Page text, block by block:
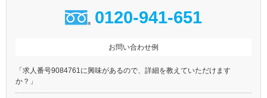
0120-941-651
お問い合わせ例
「求人番号9084761に興味があるので、詳細を教えていただけます
か？」